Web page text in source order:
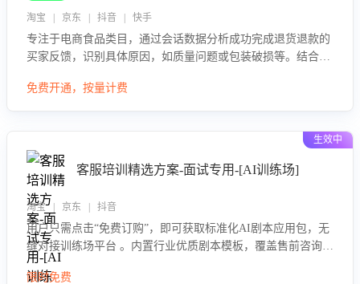
淘宝 | 京东 | 抖音 | 快手
专注于电商食品类目，通过会话数据分析成功完成退货退款的
买家反馈，识别具体原因，如质量问题或包装破损等。结合AI
低退款率，提升售后效率。
免费开通，按量计费
生效中
客服培训精选方案-面试专用-[AI训练场]
淘宝 | 京东 | 抖音
用户只需点击“免费订购”，即可获取标准化AI剧本应用包，无
缝对接训练场平台 。内置行业优质剧本模板，覆盖售前咨询、
售后处理等全场景，消除复杂部署流程，节省90%的初始化时
间，助力企业快速启动智能客服训练
限时免费